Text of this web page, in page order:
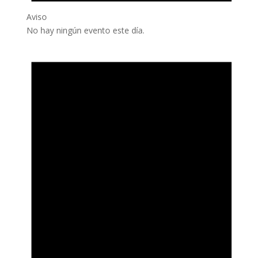
Aviso
No hay ningún evento este día.